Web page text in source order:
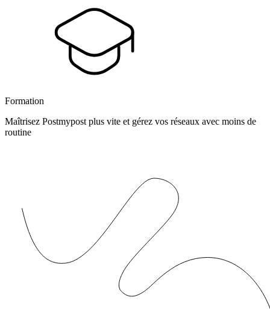
Formation
Maîtrisez Postmypost plus vite et gérez vos réseaux avec moins de
routine